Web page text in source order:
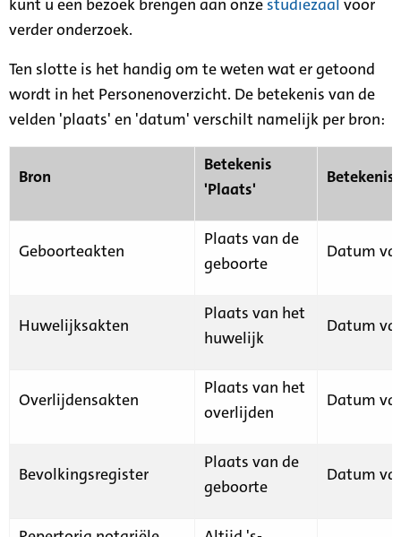
verder onderzoek.
Ten slotte is het handig om te weten wat er getoond
wordt in het Personenoverzicht. De betekenis van de
velden 'plaats' en 'datum' verschilt namelijk per bron:
Bron
Betekenis
'Plaats'
Geboorteakten
Plaats van de
geboorte
Datum
Huwelijksakten
Plaats van het
huwelijk
Datum
Overlijdensakten
Plaats van het
overlijden
Datum
Bevolkingsregister
Plaats van de
geboorte
Datum